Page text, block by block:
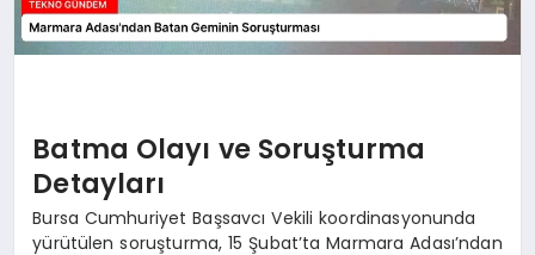
Batma Olayı ve Soruşturma
Detayları
Bursa Cumhuriyet Başsavcı Vekili koordinasyonunda
yürütülen soruşturma, 15 Şubat’ta Marmara Adası’ndan